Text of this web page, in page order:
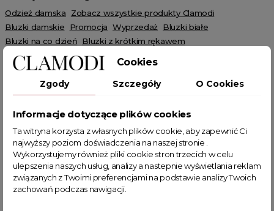
Odzież damska
Zobacz wszystkie produkty Clamodi
Bluzki damskie
Promocja Wyprzedaż Bluzki białe
Bluzki na co dzień Bluzki z krótkim rękawem
Bluzki z dekoltem w serek
Bluzki crop top
HOT SALE
POWIĄZANE TAGI
biała bluzka zwiewna bluzka bluzka na lato
bluzka biała
Cookies
Zgody Szczegóły O Cookies
Informacje dotyczące plików cookies
Ta witryna korzysta z własnych plików cookie, aby zapewnić Ci
najwyższy poziom doświadczenia na naszej stronie .
Wykorzystujemy również pliki cookie stron trzecich w celu
ulepszenia naszych usług, analizy a nastepnie wyświetlania reklam
związanych z Twoimi preferencjami na podstawie analizy Twoich
zachowań podczas nawigacji.